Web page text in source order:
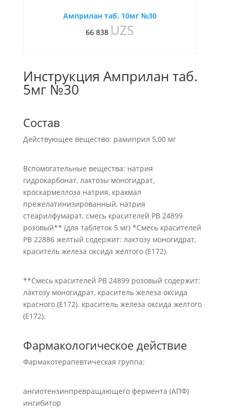
Амприлан таб. 10мг №30
66 838 UZS
Инструкция Амприлан таб.
5мг №30
Состав
Действующее вещество: рамиприл 5,00 мг
Вспомогательные вещества: натрия
гидрокарбонат, лактозы моногидрат,
кроскармеллоза натрия, крахмал
прежелатинизированный, натрия
стеарилфумарат, смесь красителей РВ 24899
розовый** (для таблеток 5 мг) *Смесь красителей
РВ 22886 желтый содержит: лактозу моногидрат,
краситель железа оксида желтого (Е172).
**Смесь красителей РВ 24899 розовый содержит:
лактозу моногидрат, краситель железа оксида
красного (Е172). краситель железа оксида желтого
(Е172).
Фармакологическое действие
Фармакотерапевтическая группа:
ангиотензинпревращающего фермента (АПФ)
ингибитор